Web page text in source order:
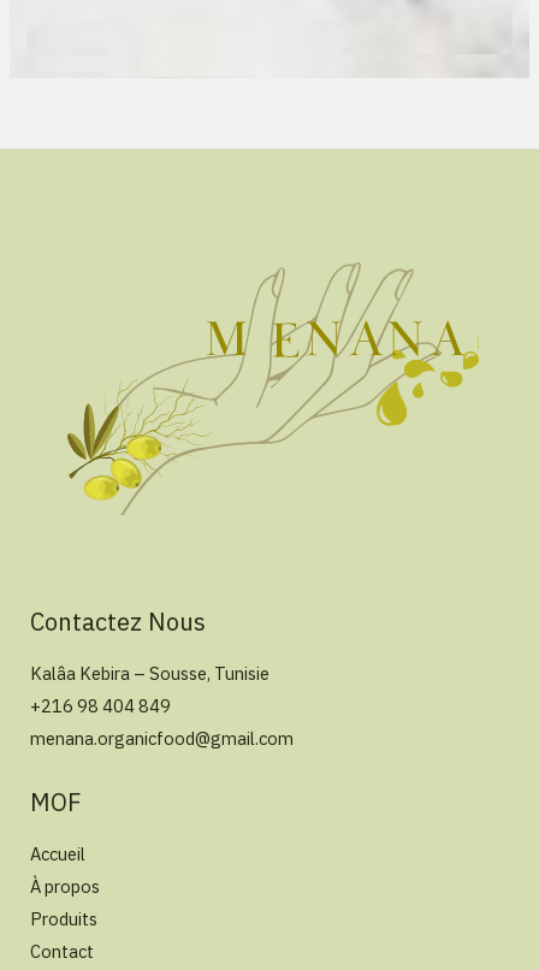
Contactez Nous
Kalâa Kebira – Sousse, Tunisie
+216 98 404 849
menana.organicfood@gmail.com
MOF
Accueil
À propos
Produits
Contact